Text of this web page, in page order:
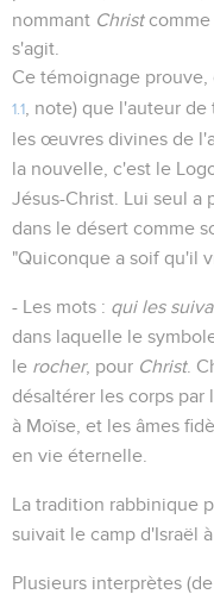
nommant Christcomme
s'agit.
Ce témoignage prouve,
1.1
, note) que l'auteur
les œuvres divines de
la nouvelle, c'est le
Jésus-Christ. Lui seul a
dans le désert comme
"Quiconque a soif qu'il
- Les mots : qui les
dans laquelle le
le rocher, pour Christ.
désaltérer les corps
à Moïse, et les âmes
en vie éternelle.
La tradition rabbinique
suivait le camp d'Israël
Plusieurs interprètes